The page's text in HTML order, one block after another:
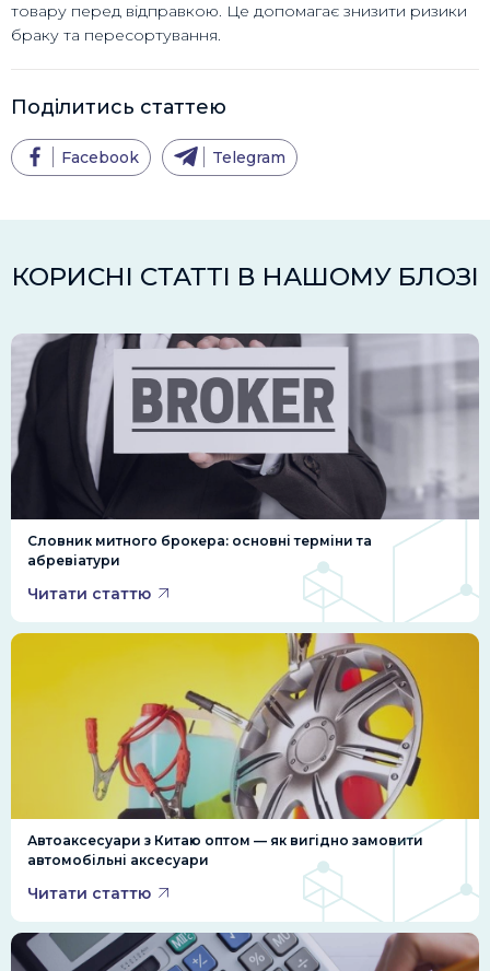
товару перед відправкою. Це допомагає знизити ризики
браку та пересортування.
Поділитись статтею
Facebook Telegram
КОРИСНІ СТАТТІ В НАШОМУ БЛОЗІ
Словник митного брокера: основні терміни та
абревіатури
Читати статтю
Автоаксесуари з Китаю оптом — як вигідно замовити
автомобільні аксесуари
Читати статтю